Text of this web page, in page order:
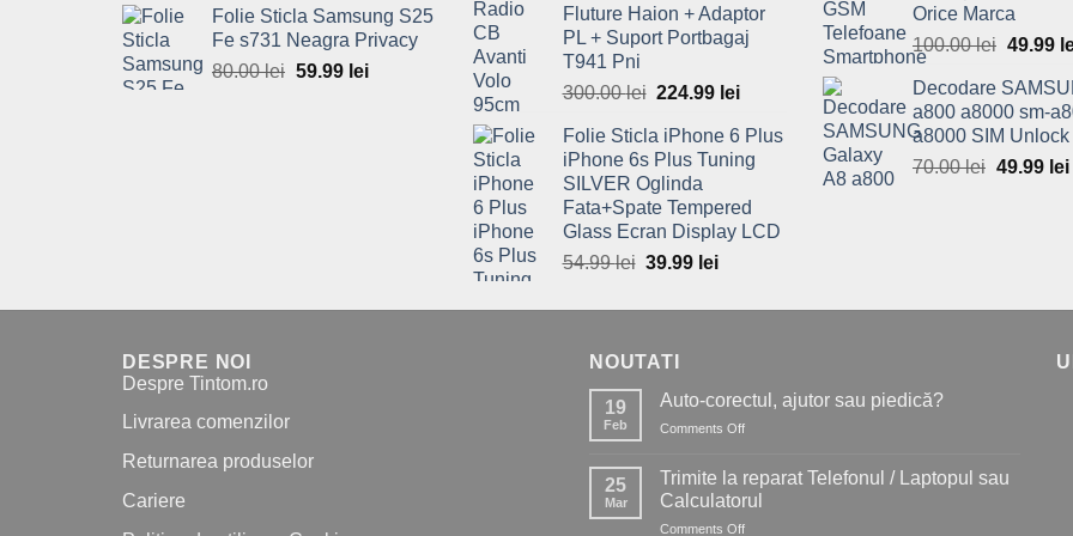
was:
80.00 lei.
is:
59.99 lei.
Folie Sticla Samsung S25
Fe s731 Neagra Privacy
80.00lei Original
59.99 leiCurrent
Fluture Haion + Adaptor
PL + Suport Portbagaj
T941 Pni
300.00lei Original
was:
300.00 lei.
224.99 lei
is:
224.99 lei.
Folie Sticla iPhone 6 Plus
iPhone 6s Plus Tuning
SILVER Oglinda
Fata+Spate Tempered
Glass Ecran Display LCD
54.99lei Original
was:
39.99 lei
is:
Orice Marca
100.00lei Original
was:
100.00
49.99
Decodare
a800 a8000 sm-
a8000 SIM Unlock
70.00lei Original
49.99 lei
DESPRE NOI
Despre Tintom.ro
Livrarea comenzilor
Returnarea produselor
Cariere
NOUTATI
19
Feb
Auto-corectul, ajutor sau piedică?
Comments Off
ajutor
sau
25
Mar
Trimite la reparat Telefonul / Laptopul sau
Calculatorul
Comments Off